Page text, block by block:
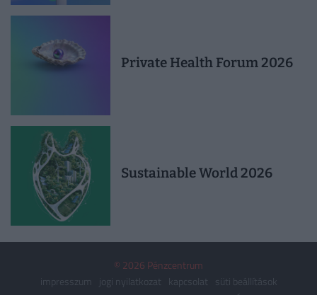
Private Health Forum 2026
Sustainable World 2026
© 2026 Pénzcentrum
impresszum
jogi nyilatkozat kapcsolat
süti beállítások